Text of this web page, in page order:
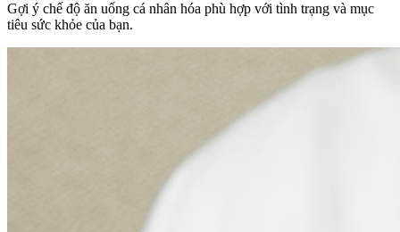
Gợi ý chế độ ăn uống cá nhân hóa phù hợp với tình trạng và mục
tiêu sức khỏe của bạn.